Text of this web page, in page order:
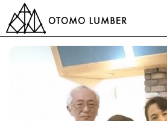
HOME ブログ